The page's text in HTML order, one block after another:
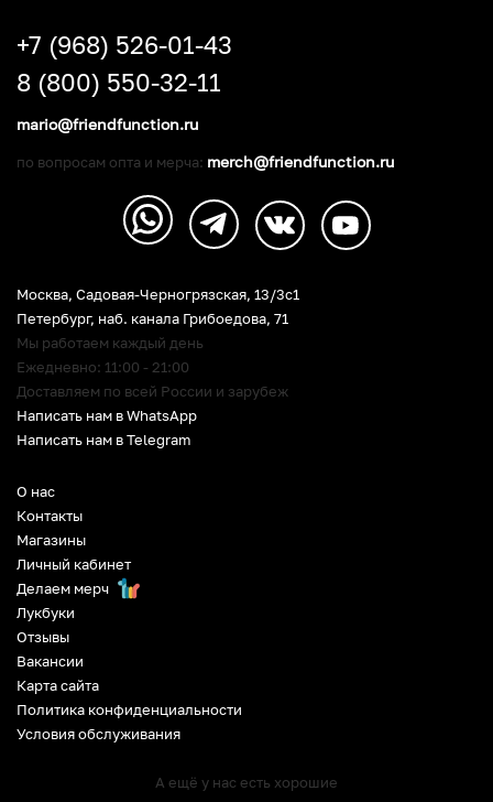
О нас
Контакты
Магазины
Личный кабинет
Делаем мерч
Лукбуки
Отзывы
Вакансии
Карта сайта
Политика конфиденциальности
Условия обслуживания
А ещё у нас есть хорошие
Москва, Садовая-Черногрязская, 13/3c1
Петербург, наб. канала Грибоедова, 71
Мы работаем каждый день
Ежедневно: 11:00 - 21:00
Доставляем по всей России и зарубеж
Написать нам в WhatsApp
Написать нам в Telegram
+7 (968) 526-01-43
8 (800) 550-32-11
mario@friendfunction.ru
по вопросам опта и мерча: merch@friendfunction.ru